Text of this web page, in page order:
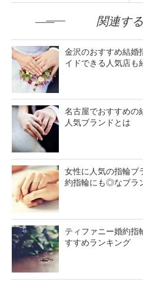
関連す
金沢のおすすめ結婚
イドできる人気店も
名古屋でおすすめの
人気ブランドとは
女性に人気の指輪ブ
約指輪にも◎なブラ
ティファニー婚約指
すすめランキング